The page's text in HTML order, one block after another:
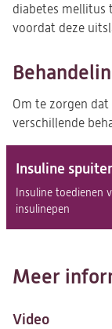
diabetes mellitus
voordat deze
Om te zorgen
verschillende
Insuline
Insuline toedienen
insulinepen
Meer
Video